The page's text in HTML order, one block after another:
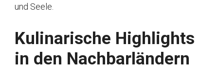
und Seele.
Kulinarische Highlights
in den Nachbarländern